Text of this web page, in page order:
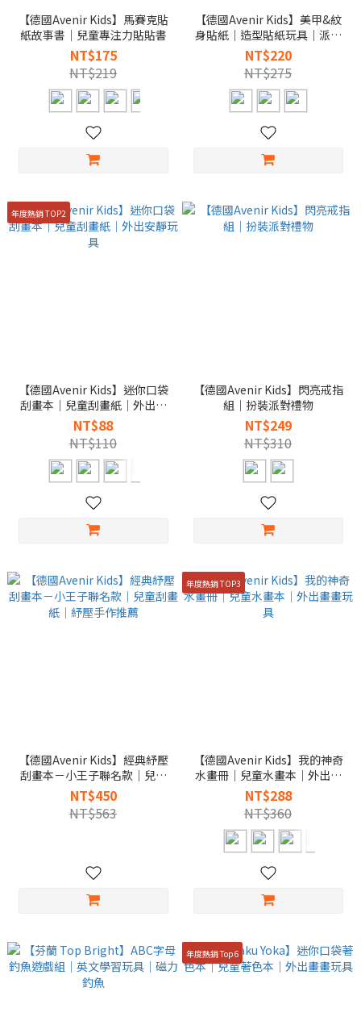
【德國Avenir Kids】馬賽克貼
紙故事書｜兒童專注力貼貼書
NT$175
NT$219
【德國Avenir Kids】美甲&紋
身貼紙｜造型貼紙玩具｜派對
變裝推薦
NT$220
NT$275
年度熱銷 TOP2
【德國Avenir Kids】迷你口袋
刮畫本｜兒童刮畫紙｜外出安
靜玩具
NT$88
NT$110
【德國Avenir Kids】閃亮戒指
組｜扮裝派對禮物
NT$249
NT$310
【德國Avenir Kids】經典紓壓
刮畫本－小王子聯名款｜兒童
刮畫紙｜紓壓手作推薦
NT$450
NT$563
年度熱銷 TOP3
【德國Avenir Kids】我的神奇
水畫冊｜兒童水畫本｜外出畫
畫玩具
NT$288
NT$360
年度熱銷 Top6